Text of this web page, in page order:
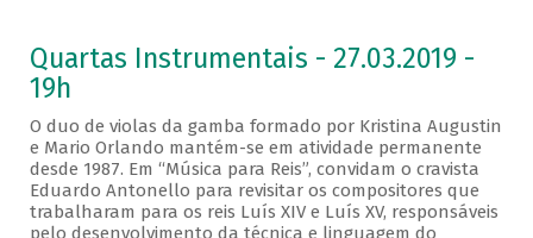
Quartas Instrumentais - 27.03.2019 -
19h
O duo de violas da gamba formado por Kristina Augustin
e Mario Orlando mantém-se em atividade permanente
desde 1987. Em “Música para Reis”, convidam o cravista
Eduardo Antonello para revisitar os compositores que
trabalharam para os reis Luís XIV e Luís XV, responsáveis